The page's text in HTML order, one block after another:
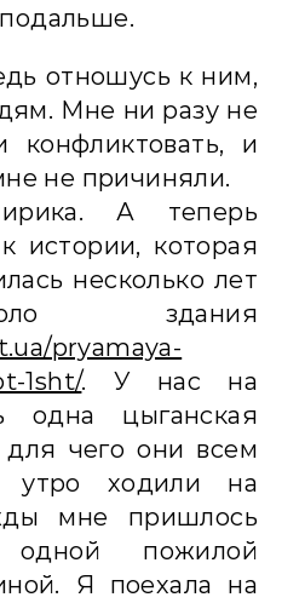
отношусь к ним,
Мне ни разу не
и
не причиняли.
А теперь
истории, которая
несколько лет
здания
pryamaya-
1sht/. У нас на
одна цыганская
чего они всем
утро ходили на
мне пришлось
пожилой
Я поехала на